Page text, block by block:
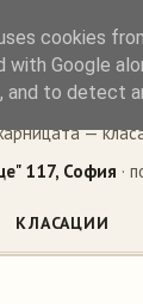
—
117, София ·
КЛАСАЦИИ
cookies
with Google
to detect